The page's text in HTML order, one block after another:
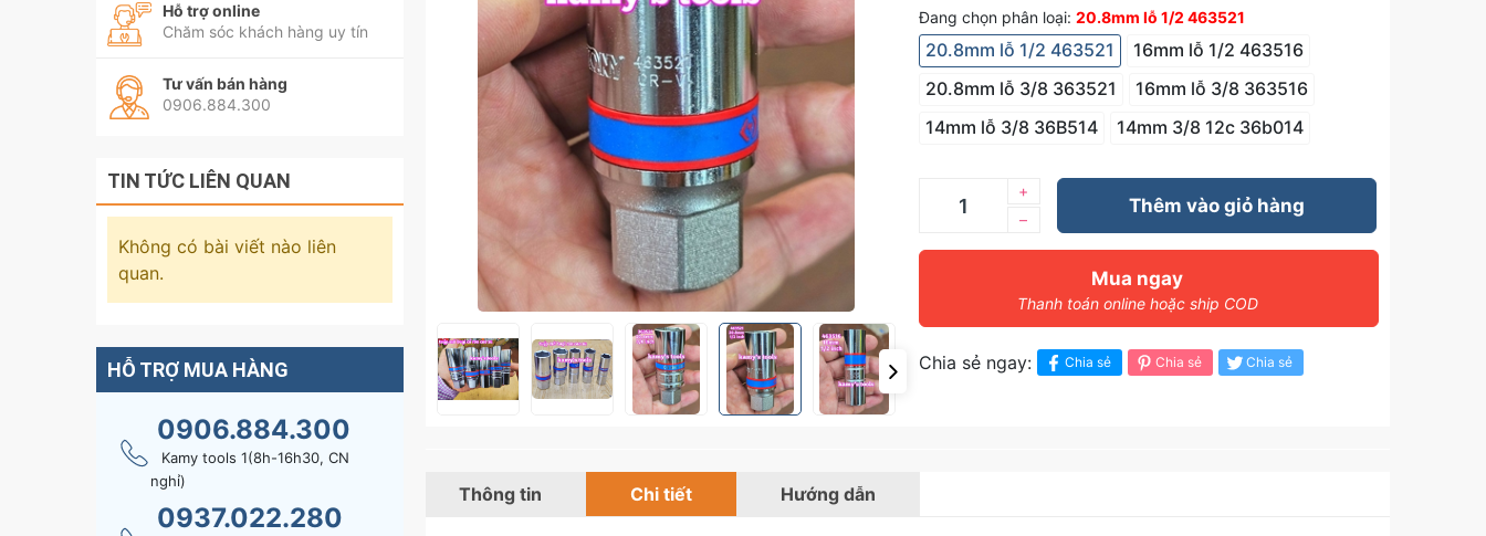
Đang chọn phân loại: 20.8mm lỗ 1/2 463521
20.8mm lỗ 1/2 463521
16mm lỗ 1/2 463516
20.8mm lỗ 3/8 363521
16mm lỗ 3/8 363516
14mm lỗ 3/8 36B514
14mm 3/8 12c 36b014
–
+
Thêm vào giỏ hàng
Mua ngay
Thanh toán online hoặc ship COD
Chia sẻ ngay: Chia sẻ Chia sẻ Chia sẻ
Thông tin Chi tiết Hướng dẫn
Hỗ trợ online
Chăm sóc khách hàng uy tín
Tư vấn bán hàng
0906.884.300
TIN TỨC LIÊN QUAN
Không có bài viết nào liên
quan.
HỖ TRỢ MUA HÀNG
0906.884.300
Kamy tools 1(8h-16h30, CN
nghỉ)
0937.022.280